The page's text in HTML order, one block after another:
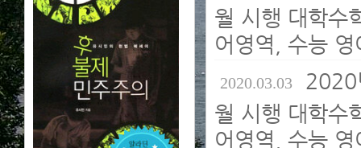
월 시행 대학수
어영역, 수능
2020.03.03 2020
월 시행 대학수
어영역, 수능